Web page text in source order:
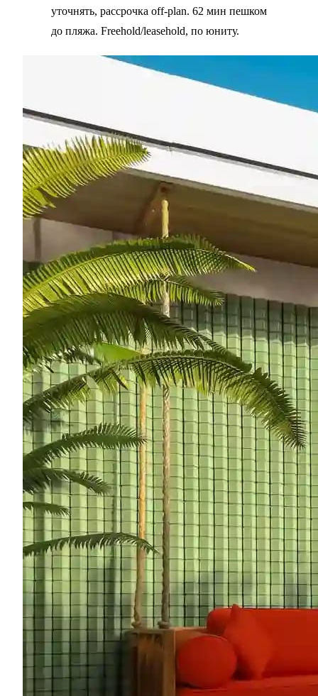
уточнять, рассрочка off-plan. 62 мин пешком
до пляжа. Freehold/leasehold, по юниту.